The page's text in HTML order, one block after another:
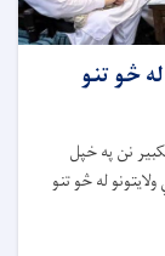
څو تنو
نن په خپل
له څو تنو